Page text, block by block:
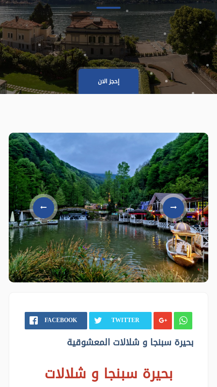
إحجز الان
FACEBOOK TWITTER
بحيرة سبنجا و شلالات المعشوقية
بحيرة سبنجا و شلالات